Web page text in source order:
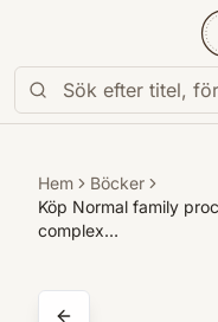
Hem
Böcker
Köp Normal family
complex…